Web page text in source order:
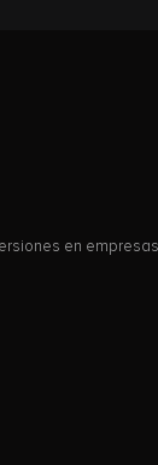
en